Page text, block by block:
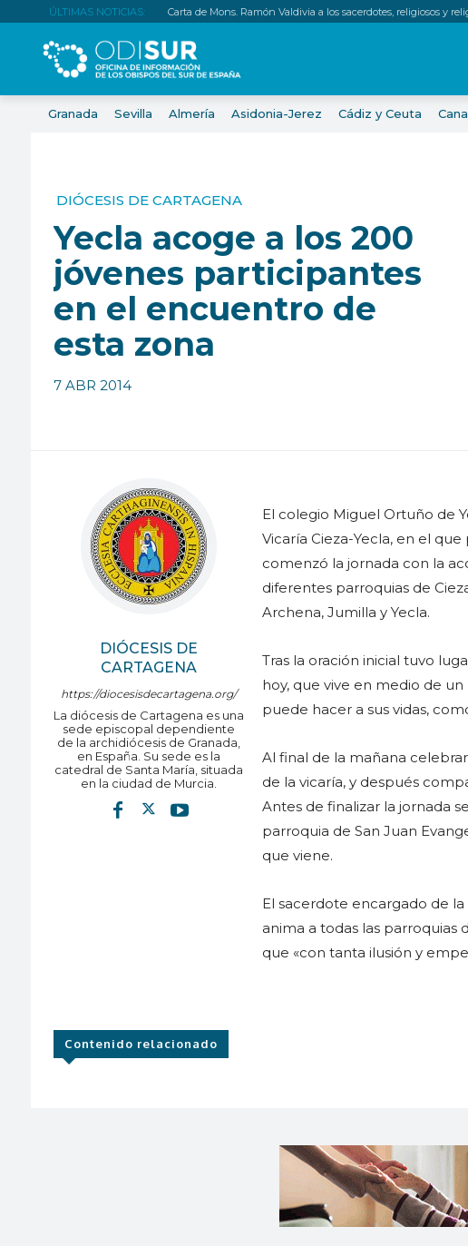
ÚLTIMAS NOTICIAS: Carta de Mons. Ramón Valdivia a los sacerdotes, religiosos y
Granada Sevilla Almería Asidonia-Jerez Cádiz y Ceuta
DIÓCESIS DE CARTAGENA
Yecla acoge a los 200
jóvenes participantes
en el encuentro de
esta zona
7 ABR 2014
DIÓCESIS DE
CARTAGENA
https://diocesisdecartagena.org/
La diócesis de Cartagena es una
sede episcopal dependiente
de la archidiócesis de Granada,
en España. Su sede es la
catedral de Santa María, situada
en la ciudad de Murcia.
El colegio Miguel Ortuño de
Vicaría Cieza-Yecla, en el
comenzó la jornada con la
diferentes parroquias de
Archena, Jumilla y Yecla.
Tras la oración inicial tuvo
hoy, que vive en medio de
puede hacer a sus vidas,
Al final de la mañana
de la vicaría, y después
Antes de finalizar la jornada
parroquia de San Juan
que viene.
El sacerdote encargado de
anima a todas las parroquias
que «con tanta ilusión y
Contenido relacionado